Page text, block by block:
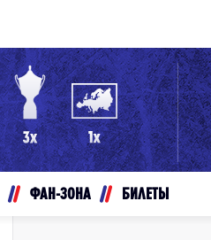
ФАН-ЗОНА БИЛЕТЫ